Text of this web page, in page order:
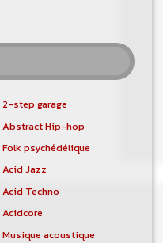
2-step garage
Abstract Hip-hop
Folk psychédélique
Acid Jazz
Acid Techno
Acidcore
Musique acoustique